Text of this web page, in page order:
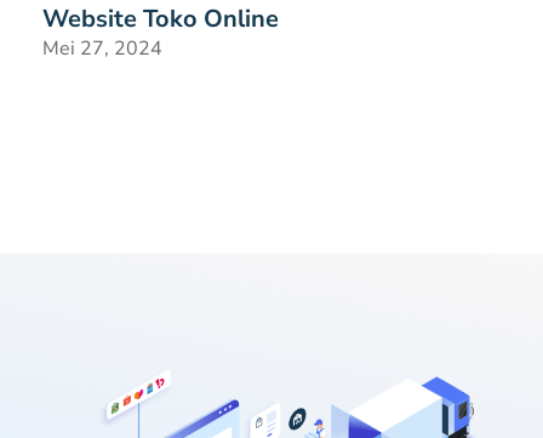
Website Toko Online
Mei 27, 2024